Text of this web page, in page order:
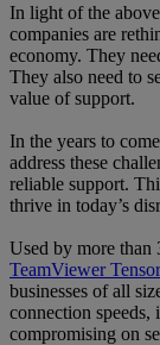
In light of the
companies are
economy. They
They also need to
value of support.
In the years to
address these
reliable support.
thrive in today’s
Used by more than
TeamViewer Tensor
businesses of all
connection
compromising on